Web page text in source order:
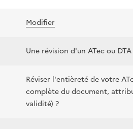
Modifier
Une révision d'un ATec ou
Réviser l'entièreté de votre
complète du document,
validité) ?